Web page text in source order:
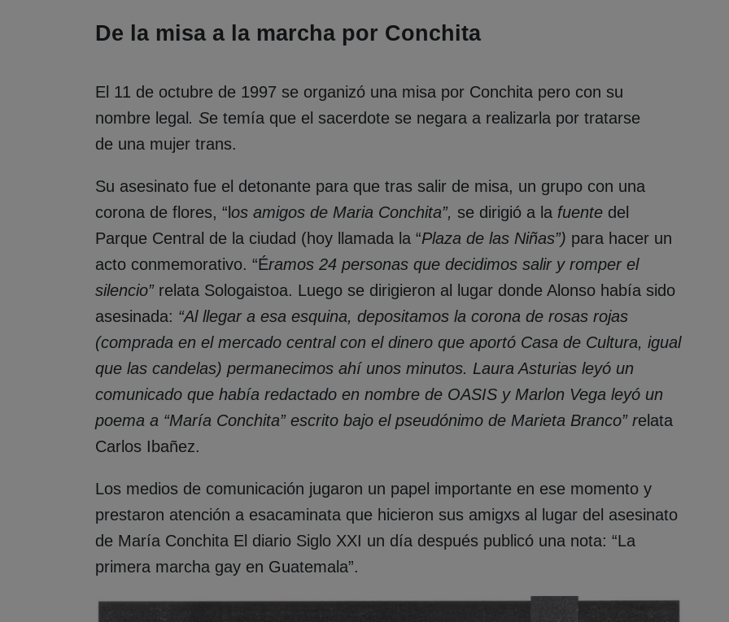
De la misa a la marcha por Conchita
El 11 de octubre de 1997 se organizó una misa por Conchita pero con su
nombre legal. Se temía que el sacerdote se negara a realizarla por tratarse
de una mujer trans.
Su asesinato fue el detonante para que tras salir de misa, un grupo con una
corona de flores, “los amigos de Maria Conchita”,se dirigió a la fuente del
Parque Central de la ciudad (hoy llamada la “Plaza de las Niñas”) para hacer un
acto conmemorativo. “Éramos 24 personas que decidimos salir y romper el
silencio”relata Sologaistoa. Luego se dirigieron al lugar donde Alonso había sido
asesinada: “Al llegar a esa esquina, depositamos la corona de rosas rojas
(comprada en el mercado central con el dinero que aportó Casa de Cultura, igual
que las candelas) permanecimos ahí unos minutos. Laura Asturias leyó un
comunicado que había redactado en nombre de OASIS y Marlon Vega leyó un
poema a “María Conchita” escrito bajo el pseudónimo de Marieta Branco” relata
Carlos Ibañez.
Los medios de comunicación jugaron un papel importante en ese momento y
prestaron atención a esacaminata que hicieron sus amigxs al lugar del asesinato
de María Conchita El diario Siglo XXI un día después publicó una nota: “La
primera marcha gay en Guatemala”.